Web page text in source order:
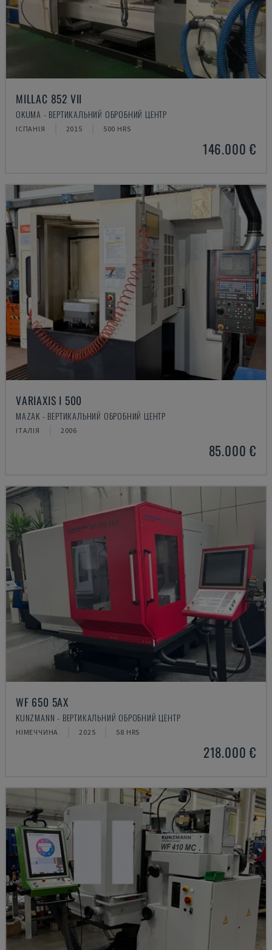
MILLAC 852 VII
OKUMA - ВЕРТИКАЛЬНИЙ ОБРОБНИЙ ЦЕНТР
ІСПАНІЯ 2015 500 HRS
146.000 €
VARIAXIS I 500
MAZAK - ВЕРТИКАЛЬНИЙ ОБРОБНИЙ ЦЕНТР
ІТАЛІЯ 2006
85.000 €
WF 650 5AX
KUNZMANN - ВЕРТИКАЛЬНИЙ ОБРОБНИЙ ЦЕНТР
НІМЕЧЧИНА 2025 58 HRS
218.000 €